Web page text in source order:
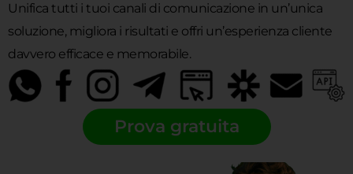
Unifica tutti i tuoi canali di comunicazione in un’unica
soluzione, migliora i risultati e offri un’esperienza cliente
davvero efficace e memorabile.
Prova gratuita